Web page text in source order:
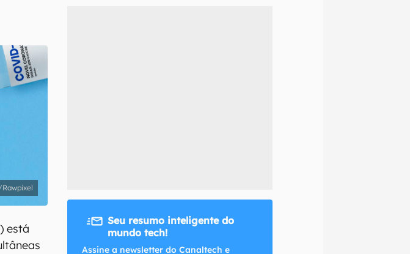
se
Uso e Política de Privacidade do Canaltech.
está
Seu resumo inteligente do
mundo tech!
Assine a newsletter do Canaltech e